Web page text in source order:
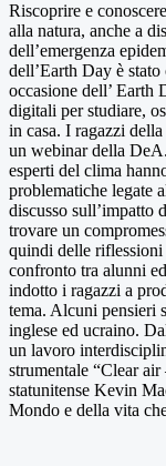
Riscoprire e
alla natura, anche a
dell’emergenza
dell’Earth Day è
occasione dell’ Earth
digitali per studiare,
in casa. I ragazzi
un webinar della
esperti del clima
problematiche legate
discusso sull’impatto
trovare un
quindi delle
confronto tra alunni
indotto i ragazzi a
tema. Alcuni pensieri
inglese ed ucraino.
un lavoro
strumentale “Clear
statunitense Kevin
Mondo e della vita